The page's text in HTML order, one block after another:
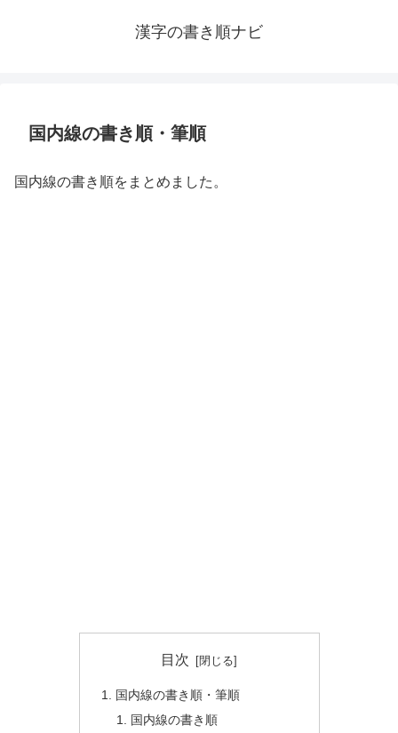
漢字の書き順ナビ
国内線の書き順・筆順
国内線の書き順をまとめました。
目次
国内線の書き順・筆順
国内線の書き順